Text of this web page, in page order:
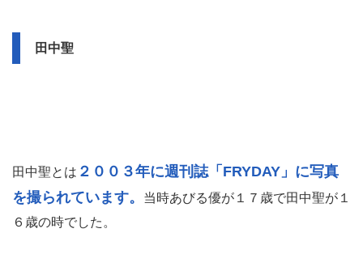
田中聖
田中聖とは ２００３年に週刊誌「FRYDAY」に写真
を撮られています。
当時あびる優が１７歳で田中聖が１
６歳の時でした。